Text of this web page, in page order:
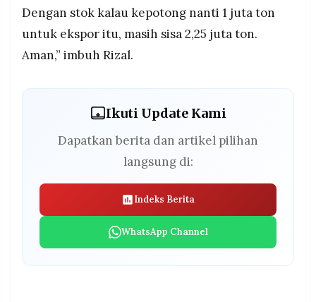
Dengan stok kalau kepotong nanti 1 juta ton
untuk ekspor itu, masih sisa 2,25 juta ton.
Aman,” imbuh Rizal.
Ikuti Update Kami
Dapatkan berita dan artikel pilihan
langsung di:
Indeks Berita
WhatsApp Channel